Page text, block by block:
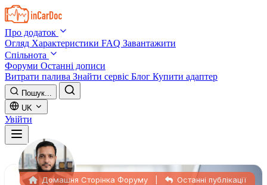
Skip to main content
Про додаток
Огляд Характеристики FAQ Завантажити
Спільнота
Форуми Останні дописи
Витрати палива Знайти сервіс Блог Купити адаптер
Пошук...
UK
Увійти
Домашня Сторінка Форуму Останні публікації